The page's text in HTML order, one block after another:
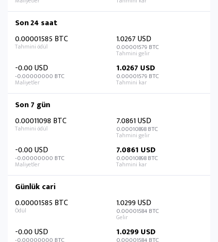
Son 24 saat
0.00001585 BTC
1.0267 USD
0.00001579 BTC
-0.00 USD
-0.00000000 BTC
1.0267 USD
0.00001579 BTC
Son 7 gün
0.00011098 BTC
7.0861 USD
0.00010898 BTC
-0.00 USD
-0.00000000 BTC
7.0861 USD
0.00010898 BTC
Günlük cari
0.00001585 BTC
1.0299 USD
0.00001584 BTC
-0.00 USD 1.0299 USD